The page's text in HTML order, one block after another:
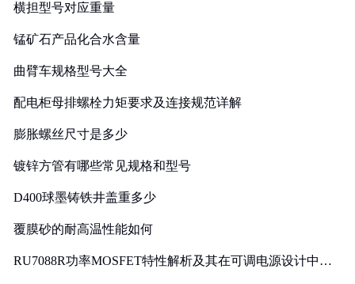
横担型号对应重量
锰矿石产品化合水含量
曲臂车规格型号大全
配电柜母排螺栓力矩要求及连接规范详解
膨胀螺丝尺寸是多少
镀锌方管有哪些常见规格和型号
D400球墨铸铁井盖重多少
覆膜砂的耐高温性能如何
RU7088R功率MOSFET特性解析及其在可调电源设计中的